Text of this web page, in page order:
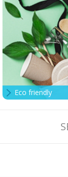
Eco friendly